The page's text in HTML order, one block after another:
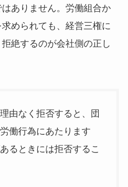
ありません。労働組合か
められても、経営三権に
絶するのが会社側の正し
由なく拒否すると、団
働行為にあたります
るときには拒否するこ